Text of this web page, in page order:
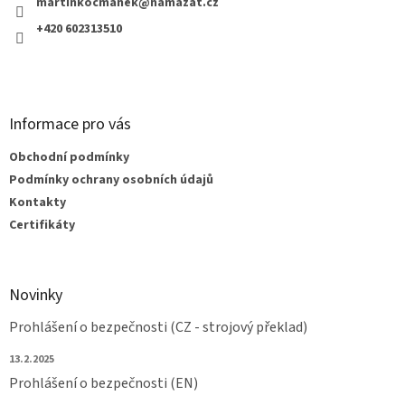
+420 602313510
Informace pro vás
Obchodní podmínky
Podmínky ochrany osobních údajů
Kontakty
Certifikáty
Novinky
Prohlášení o bezpečnosti (CZ - strojový překlad)
13.2.2025
Prohlášení o bezpečnosti (EN)